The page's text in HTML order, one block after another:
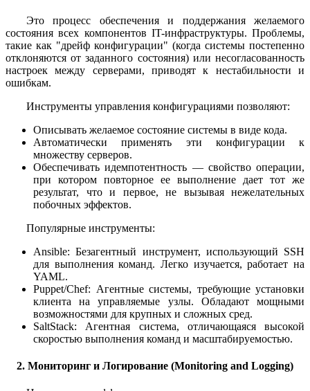
Это процесс обеспечения и поддержания желаемого
состояния всех компонентов IT-инфраструктуры. Проблемы,
такие как "дрейф конфигурации" (когда системы постепенно
отклоняются от заданного состояния) или несогласованность
настроек между серверами, приводят к нестабильности и
ошибкам.
Инструменты управления конфигурациями позволяют:
Описывать желаемое состояние системы в виде кода.
Автоматически применять эти конфигурации к
множеству серверов.
Обеспечивать идемпотентность — свойство операции,
при котором повторное ее выполнение дает тот же
результат, что и первое, не вызывая нежелательных
побочных эффектов.
Популярные инструменты:
Ansible: Безагентный инструмент, использующий SSH
для выполнения команд. Легко изучается, работает на
YAML.
Puppet/Chef: Агентные системы, требующие установки
клиента на управляемые узлы. Обладают мощными
возможностями для крупных и сложных сред.
SaltStack: Агентная система, отличающаяся высокой
скоростью выполнения команд и масштабируемостью.
2. Мониторинг и Логирование (Monitoring and Logging)